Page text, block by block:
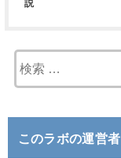
説
このラボの運営者